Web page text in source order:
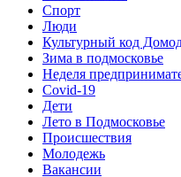
Спорт
Люди
Культурный код
Зима в подмосковье
Неделя
Covid-19
Дети
Лето в Подмосковье
Происшествия
Молодежь
Вакансии